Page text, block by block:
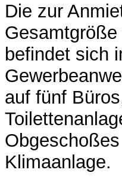
Die zur
befindet sich
auf fünf
Klimaanlage.